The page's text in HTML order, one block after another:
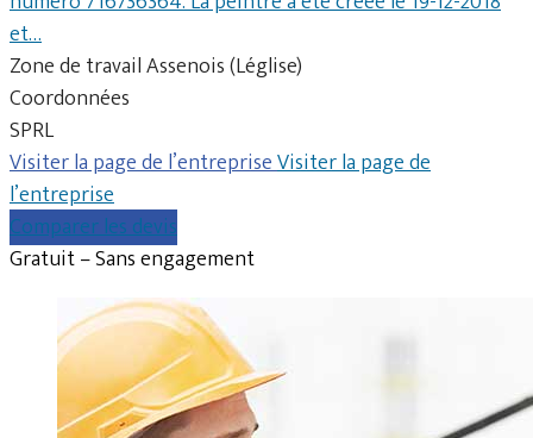
et…
Zone de travail Assenois (Léglise)
Coordonnées
SPRL
Visiter la page de l’entrepriseVisiter la page de
l’entreprise
Comparer les devis
Gratuit – Sans engagement